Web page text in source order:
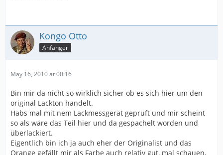
Kongo Otto
Anfänger
May 16, 2010 at 00:16
Bin mir da nicht so wirklich sicher ob es sich hier um den
original Lackton handelt.
Habs mal mit nem Lackmessgerät geprüft und mir scheint
so als wäre das Teil hier und da gespachelt worden und
überlackiert.
Eigentlich bin ich ja auch eher der Originalist und das
Orange gefällt mir als Farbe auch relativ gut, mal schauen,